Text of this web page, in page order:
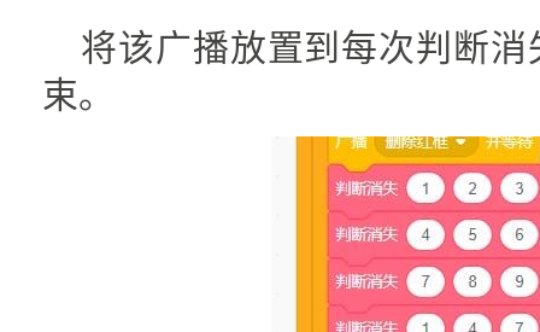
将该广播放置到每次判断
束。